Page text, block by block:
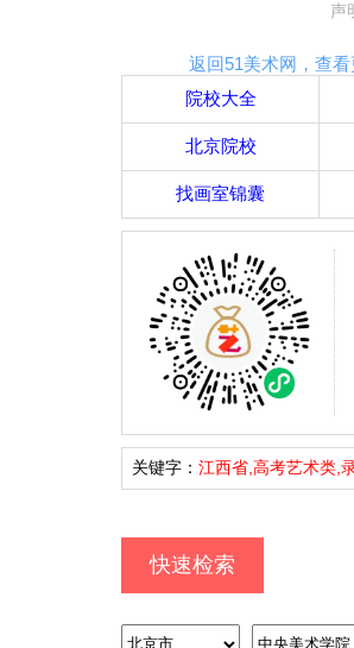
声
返回51美术网，查
院校大全
北京院校
找画室锦囊
关键字： 江西省,高考艺术类,
快速检索